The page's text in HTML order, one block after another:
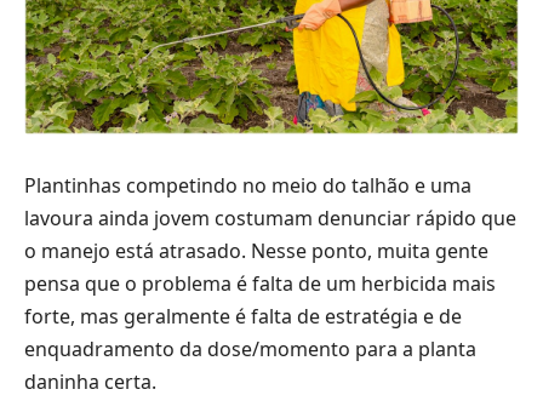
Plantinhas competindo no meio do talhão e uma
lavoura ainda jovem costumam denunciar rápido que
o manejo está atrasado. Nesse ponto, muita gente
pensa que o problema é falta de um herbicida mais
forte, mas geralmente é falta de estratégia e de
enquadramento da dose/momento para a planta
daninha certa.